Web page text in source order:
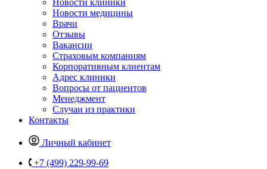
Новости клиники
Новости медицины
Врачи
Отзывы
Вакансии
Страховым компаниям
Корпоративным клиентам
Адрес клиники
Вопросы от пациентов
Менеджмент
Случаи из практики
Контакты
Личный кабинет
+7 (499) 229-99-69